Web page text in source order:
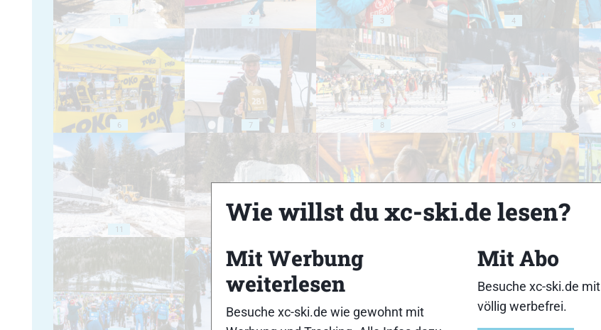
1 2 3 4
6 7 8 9
11
Wie willst du xc-ski.de lesen?
Mit Werbung
weiterlesen
Besuche xc-ski.de wie gewohnt mit
Mit Abo
Besuche xc-ski.de
völlig werbefrei.